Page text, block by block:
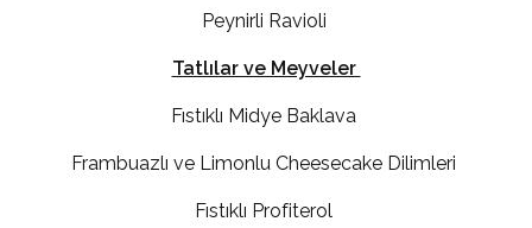
Peynirli Ravioli
Tatlılar ve Meyveler
Fıstıklı Midye Baklava
Frambuazlı ve Limonlu Cheesecake Dilimleri
Fıstıklı Profiterol